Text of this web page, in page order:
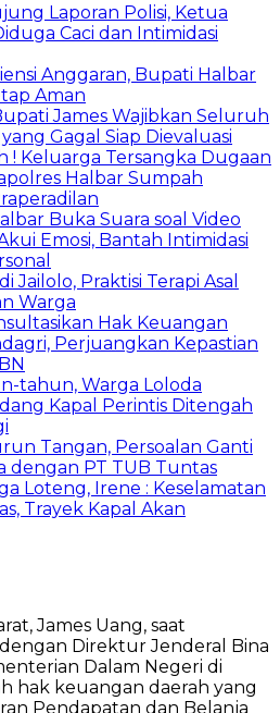
Laporan Polisi, Ketua
Caci dan Intimidasi
Anggaran, Bupati Halbar
Aman
James Wajibkan Seluruh
Gagal Siap Dievaluasi
! Keluarga Tersangka Dugaan
Halbar Sumpah
Buka Suara soal Video
Emosi, Bantah Intimidasi
Jailolo, Praktisi Terapi Asal
Warga
Hak Keuangan
Perjuangkan Kepastian
tahun, Warga Loloda
Kapal Perintis Ditengah
Tangan, Persoalan Ganti
dengan PT TUB Tuntas
Loteng, Irene : Keselamatan
Trayek Kapal Akan